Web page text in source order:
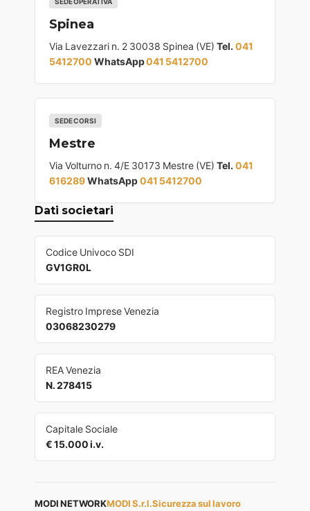
Spinea
Via Lavezzari n. 2 30038 Spinea (VE) Tel. 041
5412700 WhatsApp041 5412700
SEDE CORSI
Mestre
Via Volturno n. 4/E 30173 Mestre (VE) Tel. 041
616289WhatsApp041 5412700
Dati societari
Codice Univoco SDI
GV1GR0L
Registro Imprese Venezia
03068230279
REA Venezia
N. 278415
Capitale Sociale
€ 15.000 i.v.
MODI NETWORKMODI S.r.l.Sicurezza sul lavoro